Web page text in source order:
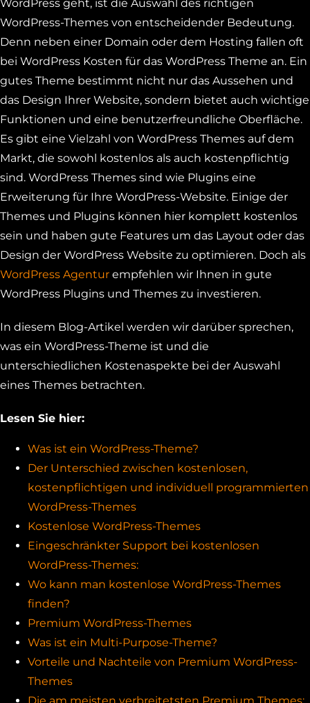
WordPress geht, ist die Auswahl des richtigen
WordPress-Themes von entscheidender Bedeutung.
Denn neben einer Domain oder dem Hosting fallen oft
bei WordPress Kosten für das WordPress Theme an. Ein
gutes Theme bestimmt nicht nur das Aussehen und
das Design Ihrer Website, sondern bietet auch wichtige
Funktionen und eine benutzerfreundliche Oberfläche.
Es gibt eine Vielzahl von WordPress Themes auf dem
Markt, die sowohl kostenlos als auch kostenpflichtig
sind. WordPress Themes sind wie Plugins eine
Erweiterung für Ihre WordPress-Website. Einige der
Themes und Plugins können hier komplett kostenlos
sein und haben gute Features um das Layout oder das
Design der WordPress Website zu optimieren. Doch als
WordPress Agenturempfehlen wir Ihnen in gute
WordPress Plugins und Themes zu investieren.
In diesem Blog-Artikel werden wir darüber sprechen,
was ein WordPress-Theme ist und die
unterschiedlichen Kostenaspekte bei der Auswahl
eines Themes betrachten.
Lesen Sie hier:
Was ist ein WordPress-Theme?
Der Unterschied zwischen kostenlosen,
kostenpflichtigen und individuell programmierten
WordPress-Themes
Kostenlose WordPress-Themes
Eingeschränkter Support bei kostenlosen
WordPress-Themes:
Wo kann man kostenlose WordPress-Themes
finden?
Premium WordPress-Themes
Was ist ein Multi-Purpose-Theme?
Vorteile und Nachteile von Premium WordPress-
Themes